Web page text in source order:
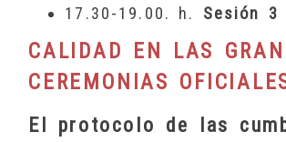
17.30-19.00. h. Sesión 3
CALIDAD EN LAS
CEREMONIAS
El protocolo de las